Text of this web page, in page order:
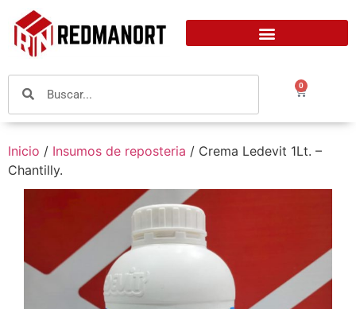
0
Inicio / Insumos de reposteria / Crema Ledevit 1Lt. –
Chantilly.